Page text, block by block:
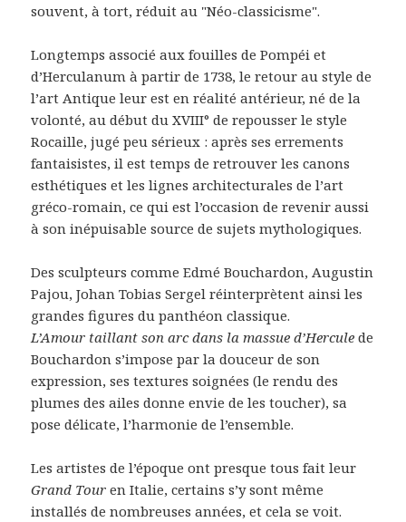
souvent, à tort, réduit au "Néo-classicisme".
Longtemps associé aux fouilles de Pompéi et
d’Herculanum à partir de 1738, le retour au style de
l’art Antique leur est en réalité antérieur, né de la
volonté, au début du XVIII° de repousser le style
Rocaille, jugé peu sérieux : après ses errements
fantaisistes, il est temps de retrouver les canons
esthétiques et les lignes architecturales de l’art
gréco-romain, ce qui est l’occasion de revenir aussi
à son inépuisable source de sujets mythologiques.
Des sculpteurs comme Edmé Bouchardon, Augustin
Pajou, Johan Tobias Sergel réinterprètent ainsi les
grandes figures du panthéon classique.
L’Amour taillant son arc dans la massue d’Hercule de
Bouchardon s’impose par la douceur de son
expression, ses textures soignées (le rendu des
plumes des ailes donne envie de les toucher), sa
pose délicate, l’harmonie de l’ensemble.
Les artistes de l’époque ont presque tous fait leur
Grand Tour en Italie, certains s’y sont même
installés de nombreuses années, et cela se voit.